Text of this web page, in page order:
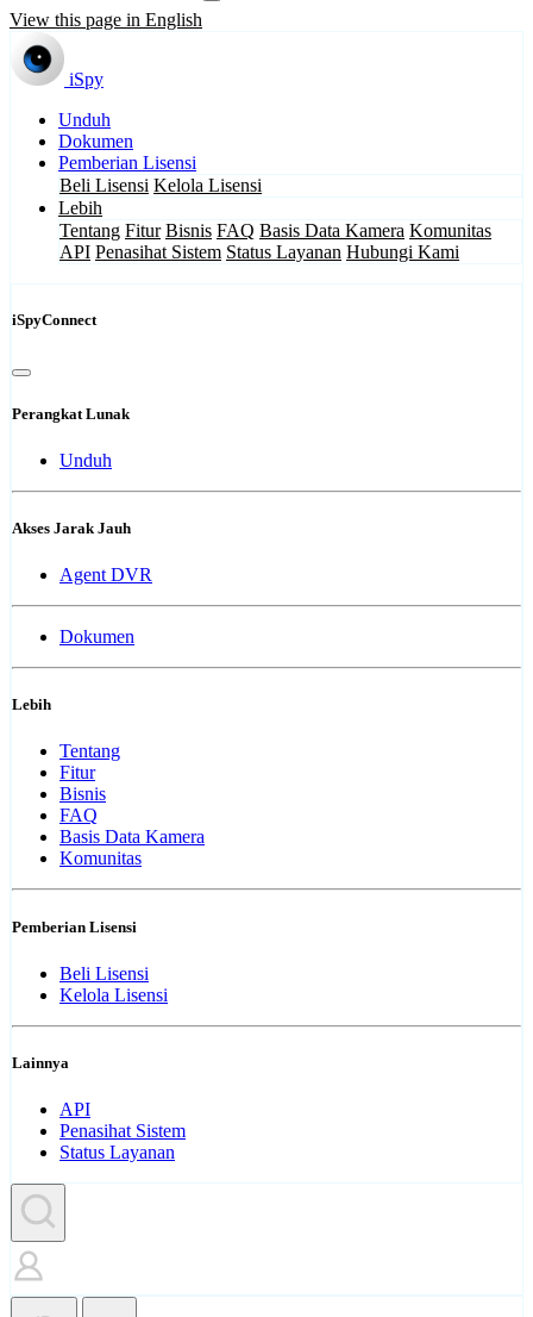
View this page in English
iSpy
Unduh
Dokumen
Pemberian Lisensi
Beli Lisensi Kelola Lisensi
Lebih
Tentang Fitur Bisnis FAQ Basis Data Kamera Komunitas
API Penasihat Sistem Status Layanan Hubungi Kami
iSpyConnect
Perangkat Lunak
Unduh
Akses Jarak Jauh
Agent DVR
Dokumen
Lebih
Tentang
Fitur
Bisnis
FAQ
Basis Data Kamera
Komunitas
Pemberian Lisensi
Beli Lisensi
Kelola Lisensi
Lainnya
API
Penasihat Sistem
Status Layanan